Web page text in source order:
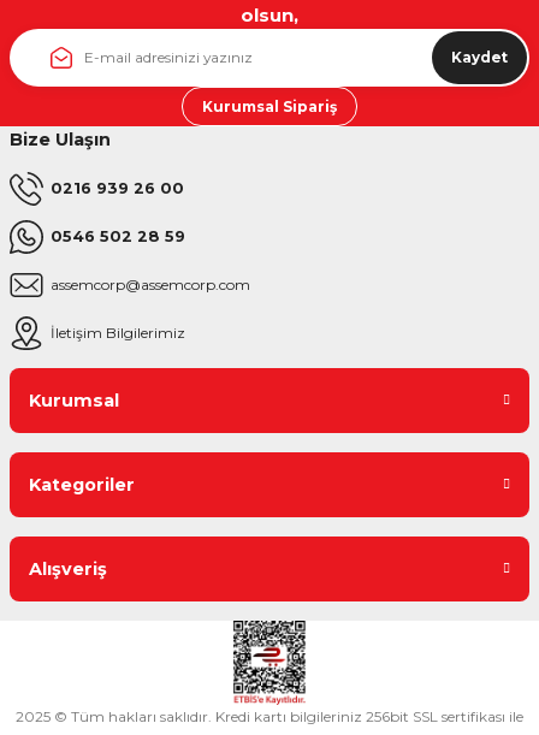
olsun,
Kaydet
Kurumsal Sipariş
Bize Ulaşın
0216 939 26 00
0546 502 28 59
assemcorp@assemcorp.com
İletişim Bilgilerimiz
Kurumsal
Kategoriler
Alışveriş
2025 © Tüm hakları saklıdır. Kredi kartı bilgileriniz 256bit SSL sertifikası ile